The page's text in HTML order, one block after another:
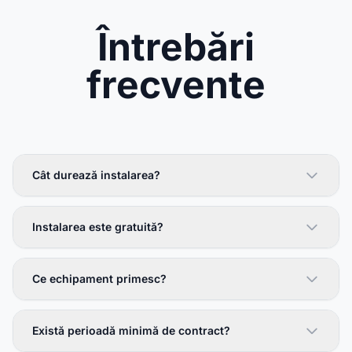
Întrebări
frecvente
Cât durează instalarea?
Instalarea este gratuită?
Ce echipament primesc?
Există perioadă minimă de contract?